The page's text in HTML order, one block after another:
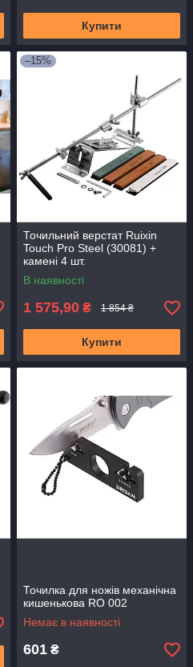
Купити
–15%
Точильний верстат Ruixin
Touch Pro Steel (30081) +
камені 4 шт.
В наявності
1 575,90 ₴ 1 854 ₴
Купити
Точилка для ножів механічна
кишенькова RO 002
Немає в наявності
601 ₴